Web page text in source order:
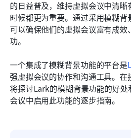
的日益普及，维持虚拟会议中清
时候都更为重要。通过采用模糊
可以确保他们的虚拟会议富有成
功。
一个集成了模糊背景功能的平台是
强虚拟会议的协作和沟通工具。
将探讨Lark的模糊背景功能的好
会议中启用此功能的逐步指南。